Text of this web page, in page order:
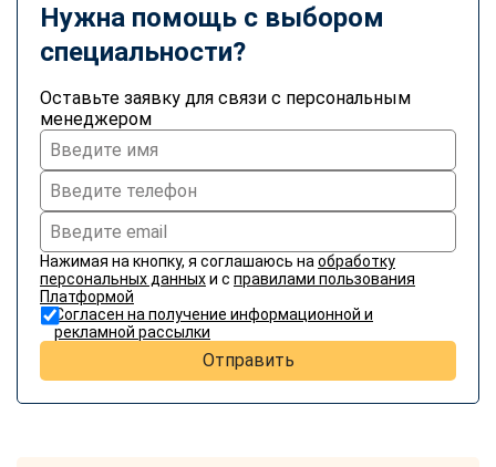
Нужна помощь с выбором
специальности?
Оставьте заявку для связи с персональным
менеджером
Нажимая на кнопку, я соглашаюсь на обработку
персональных данныхи с правилами пользования
Платформой
Согласен на получение информационной и
рекламной рассылки
Отправить